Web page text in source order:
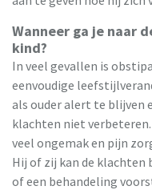
Wanneer ga je naar
kind?
In veel gevallen is
eenvoudige
als ouder alert te blijven
klachten niet
veel ongemak en pijn
Hij of zij kan de klachten
of een behandeling